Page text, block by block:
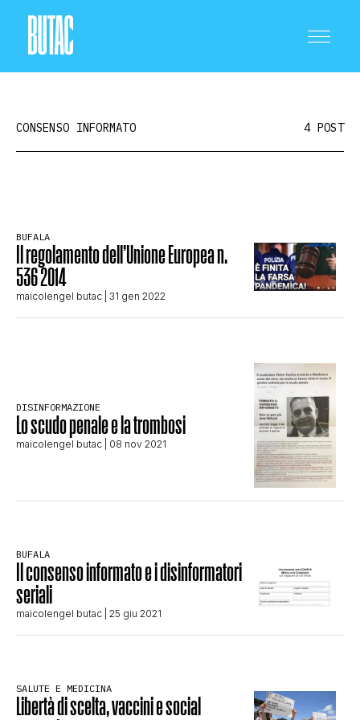
SCIENZA E TECNOLOGIA
SALUTE E MEDICINA
INTRATTENIMENTO
COMPLOTTI, LEGGENDE URBANE ED
EVERGREEN
EDITORIALI
CONSENSO INFORMATO 4 POST
BUFALA
Il regolamento dell’Unione Europea n.
536 2014
maicolengel butac | 31 gen 2022
DISINFORMAZIONE
Lo scudo penale e la trombosi
maicolengel butac | 08 nov 2021
BUFALA
Il consenso informato e i disinformatori
seriali
maicolengel butac | 25 giu 2021
SALUTE E MEDICINA
Libertà di scelta, vaccini e social